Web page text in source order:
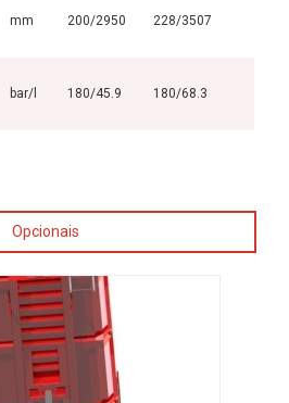
mm 200/2950 228/3507
bar/l 180/45.9 180/68.3
Opcionais